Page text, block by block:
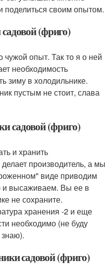
поделиться своим опытом.
(фриго)
чужой опыт. Так то я о ней
необходимость
зиму в холодильнике.
пустым не стоит, слава
садовой (фриго)
и хранить
производитель, а мы
виде приводим
и высаживаем. Вы ее в
не сохраните.
хранения -2 и еще
необходимо (не буду
садовой (фриго)